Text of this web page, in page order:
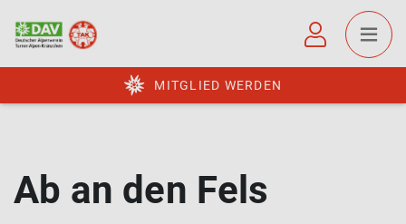
MITGLIED WERDEN
Ab an den Fels